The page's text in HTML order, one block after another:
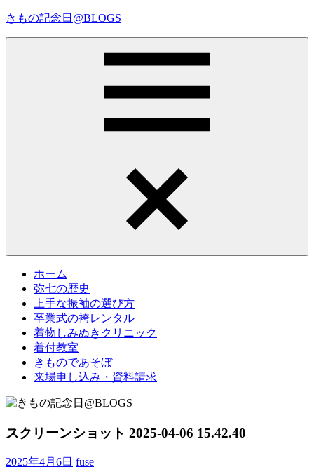
コ
きもの記念日@BLOGS
す。
ホーム
弥七の歴史
上手な振袖の選び方
卒業式の袴レンタル
着物しみぬきクリニック
着付教室
きものであそぼ
来場申し込み・資料請求
スクリーンショット 2025-04-06 15.42.40
2025年4月6日 fuse